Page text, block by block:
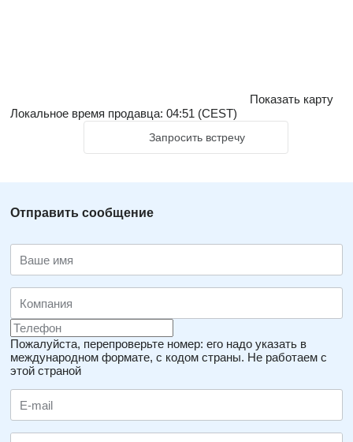
Показать карту
Локальное время продавца: 04:51 (CEST)
Запросить встречу
Отправить сообщение
Пожалуйста, перепроверьте номер: его надо указать в
международном формате, с кодом страны. Не работаем с
этой страной